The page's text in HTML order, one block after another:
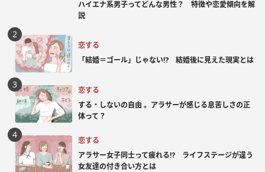
ハイエナ系男子ってどんな男性？ 特徴や恋愛傾向を解
説
恋する
「結婚＝ゴール」じゃない⁉ 結婚後に見えた現実とは
恋する
する・しないの自由 。アラサーが感じる息苦しさの正
体って？
恋する
アラサー女子同士って疲れる⁉ ライフステージが違う
女友達の付き合い方とは